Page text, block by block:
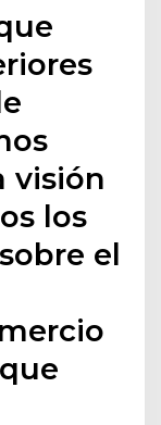
visión
los
el